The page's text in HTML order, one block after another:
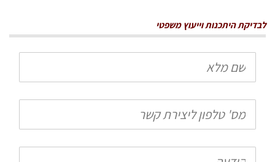
לבדיקת היתכנות וייעוץ משפטי
שם
מלא
טלפון
הודעה